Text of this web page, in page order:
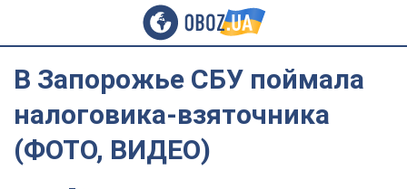
В Запорожье СБУ поймала
налоговика-взяточника
(ФОТО, ВИДЕО)